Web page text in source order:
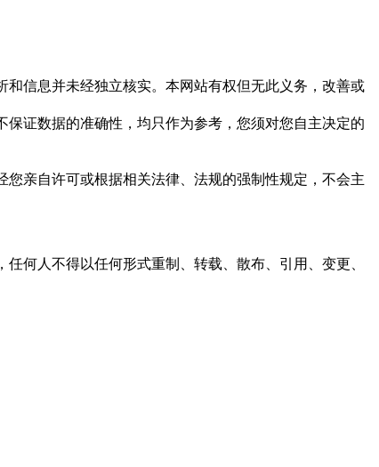
和信息并未经独立核实。本网站有权但无此义务，改善或
保证数据的准确性，均只作为参考，您须对您自主决定的
您亲自许可或根据相关法律、法规的强制性规定，不会主
任何人不得以任何形式重制、转载、散布、引用、变更、